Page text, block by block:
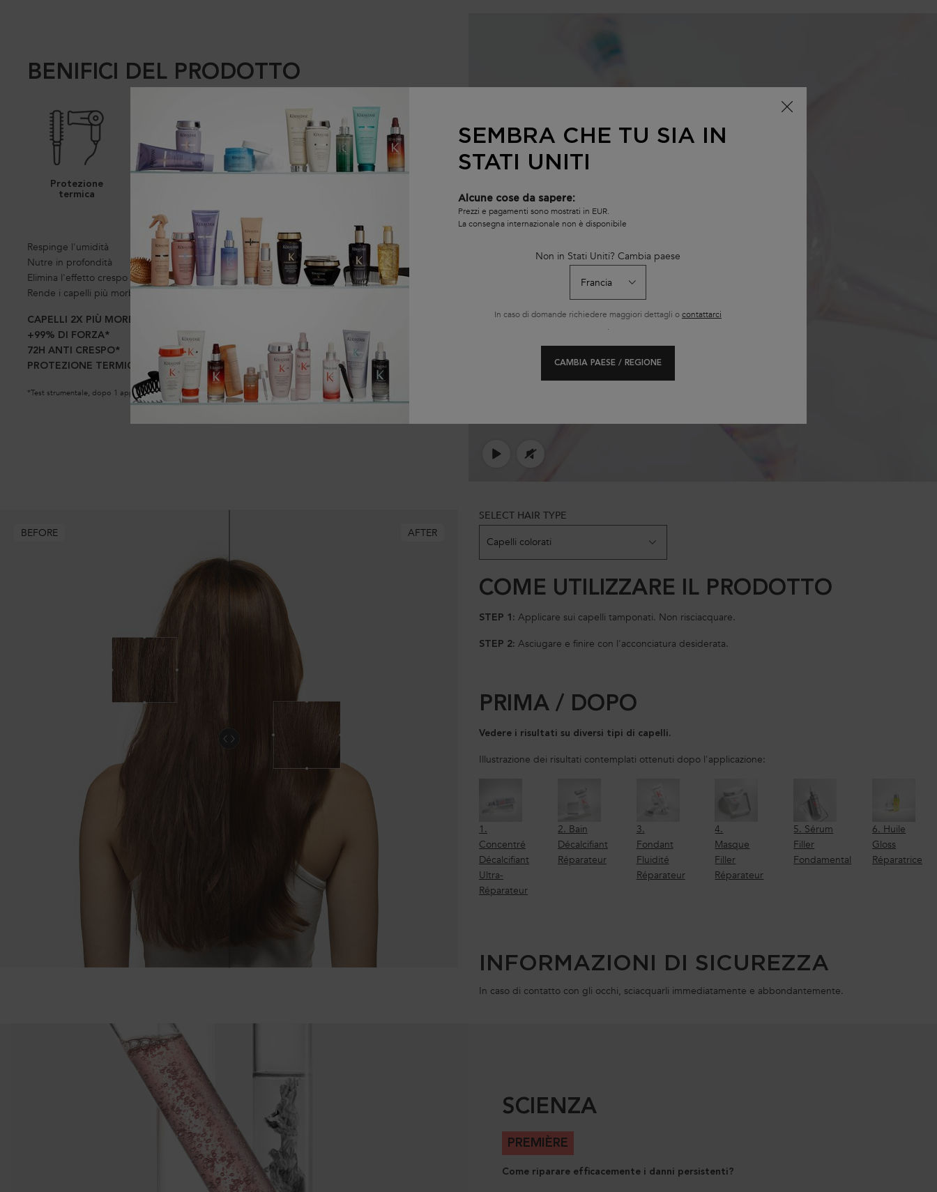
BENIFICI DEL PRODOTTO
Protezione
termica
Respinge l'umidità
Nutre in profondità
Elimina l'effetto crespo
Rende i capelli più morbidi e lisci
CAPELLI 2X PIÙ MORBIDI*
+99% DI FORZA*
72H ANTI CRESPO*
PROTEZIONE TERMICA 230°C*
*Test strumentale, dopo 1 applicazione di Sérum Filler Fondamental
AFTER
BEFORE
SELECT HAIR TYPE
Capelli colorati
COME UTILIZZARE IL PRODOTTO
STEP 1: Applicare sui capelli tamponati. Non risciacquare.
STEP 2: Asciugare e finire con l'acconciatura desiderata.
PRIMA / DOPO
Vedere i risultati su diversi tipi di capelli.
Illustrazione dei risultati contemplati ottenuti dopo l'applicazione:
1.
Concentré
Décalcifiant
Ultra-
Réparateur
2. Bain
Décalcifiant
Réparateur
3.
Fondant
Fluidité
Réparateur
4.
Masque
Filler
Réparateur
5. Sérum
Filler
Fondamental
6. Huile
Gloss
Réparatrice
INFORMAZIONI DI SICUREZZA
In caso di contatto con gli occhi, sciacquarli immediatamente e abbondantemente.
SCIENZA
PREMIÈRE
Come riparare efficacemente i danni persistenti?
SEMBRA CHE TU SIA IN
STATI UNITI
Alcune cose da sapere:
Prezzi e pagamenti sono mostrati in EUR.
La consegna internazionale non è disponibile
Non in Stati Uniti? Cambia paese
In caso di domande richiedere maggiori dettagli ocontattarci
.
CAMBIA PAESE / REGIONE